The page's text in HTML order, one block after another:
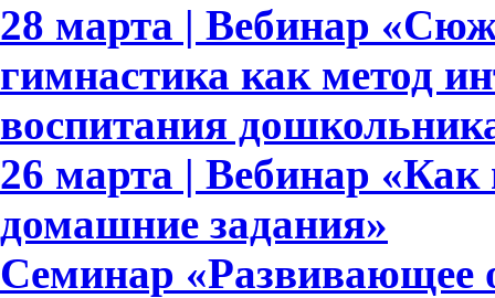
28 марта | Вебинар
гимнастика как метод
воспитания
26 марта | Вебинар «Как
домашние задания»
Семинар «Развивающее